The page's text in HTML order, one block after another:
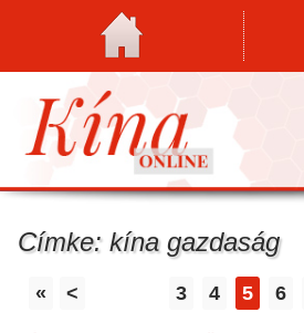
Címke: kína gazdaság
« < 3 4 5 6